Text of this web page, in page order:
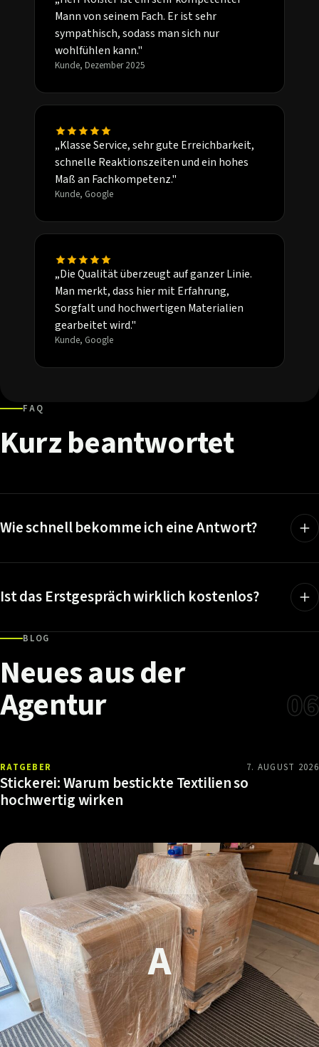
Mann von seinem Fach. Er ist sehr
sympathisch, sodass man sich nur
wohlfühlen kann."
Kunde, Dezember 2025
„Klasse Service, sehr gute Erreichbarkeit,
schnelle Reaktionszeiten und ein hohes
Maß an Fachkompetenz."
Kunde, Google
„Die Qualität überzeugt auf ganzer Linie.
Man merkt, dass hier mit Erfahrung,
Sorgfalt und hochwertigen Materialien
gearbeitet wird."
Kunde, Google
FAQ
Kurzbeantwortet
Wie schnell bekomme ich eine Antwort?
Ist das Erstgespräch wirklich kostenlos?
BLOG
Neuesausder
Agentur 06
RATGEBER 7. AUGUST 2026
Stickerei: Warum bestickte Textilien so
hochwertig wirken